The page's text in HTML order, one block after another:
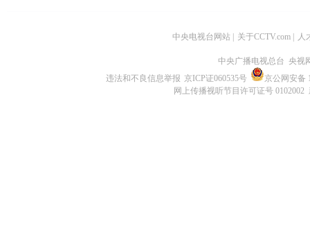
中央电视台网站 关于CCTV.com 人
中央广播电视总台 央视
违法和不良信息举报 京ICP证060535号
京公网安备
网上传播视听节目许可证号 0102002